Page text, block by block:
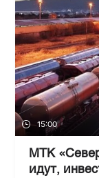
15:00
МТК
идут,